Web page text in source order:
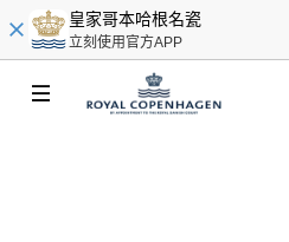
皇家哥本哈根名瓷
立刻使用官方APP